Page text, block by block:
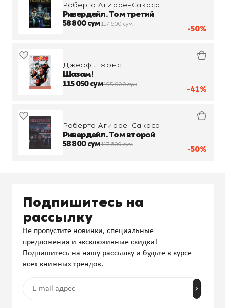
-50%
Роберто Агирре-Сакаса
Ривердейл. Том третий
58 800 сум117 600 сум
-41%
Джефф Джонс
Шазам!
115 050 сум195 000 сум
-50%
Роберто Агирре-Сакаса
Ривердейл. Том второй
58 800 сум117 600 сум
Подпишитесь на
рассылку
Не пропустите новинки, специальные
предложения и эксклюзивные скидки!
Подпишитесь на нашу рассылку и будьте в курсе
всех книжных трендов.